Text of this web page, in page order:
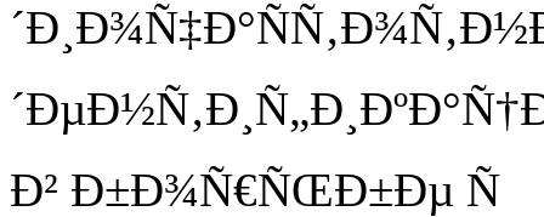
Ð² Ð±Ð¾Ñ€ÑŒÐ±Ðµ Ñ